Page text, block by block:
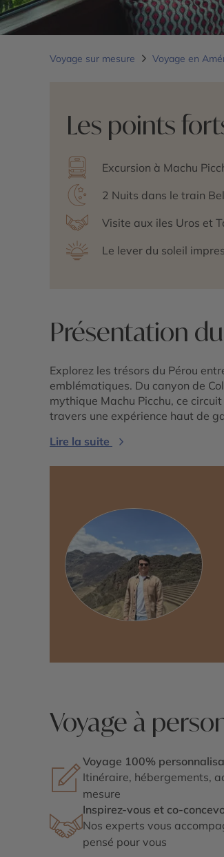
Voyage sur mesure Voyage en
Les points
Excursion à Machu
2 Nuits dans le train
Visite aux iles Uros et
Le lever du soleil
Présentation
Explorez les trésors du Pérou
emblématiques. Du canyon de
mythique Machu Picchu, ce
travers une expérience haut de
Lire la suite
Voyage à
Voyage 100%
Itinéraire, hébergements,
mesure
Inspirez-vous et co-
Nos experts vous
pensé pour vous